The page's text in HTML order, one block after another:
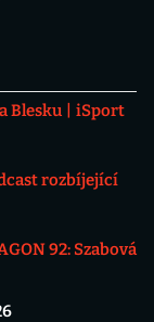
Blesku
iSport
rozbíjející
92: Szabová